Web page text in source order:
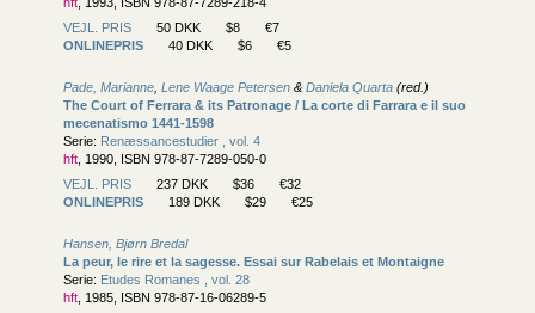
VEJL. PRIS
50 DKK $8
€7
ONLINEPRIS
40 DKK $6 €5
Pade, Marianne Lene Waage Petersen & Daniela Quarta (red.)
The Court of Ferrara & its Patronage / La corte di Farrara e il suo
mecenatismo 1441-1598
Serie: Renæssancestudier , vol. 4
hft , 1990, ISBN 978-87-7289-050-0
VEJL. PRIS
237 DKK $36
€32
ONLINEPRIS
189 DKK $29 €25
Hansen, Bjørn Bredal
La peur, le rire et la sagesse. Essai sur Rabelais et Montaigne
Serie: Etudes Romanes , vol. 28
hft , 1985, ISBN 978-87-16-06289-5